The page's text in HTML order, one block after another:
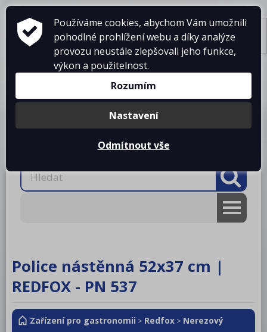
Košík je prázdný
O firmě
Projekty kuchyní
Ke stažení
RM LOTUS 600
RM LOTUS 900
Police nástěnná 52x37 cm |
REDFOX - PN 537
Zařízení pro gastronomii > Redfox > Nerezový
Používáme cookies, abychom Vám umožnili
pohodlné prohlížení webu a díky analýze
provozu neustále zlepšovali jeho funkce,
výkon a použitelnost.
Rozumím
Nastavení
Odmítnout vše